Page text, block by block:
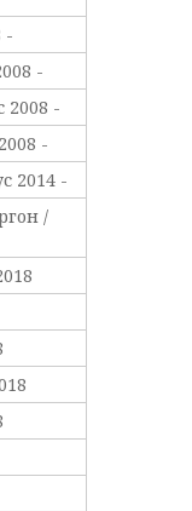
-
-
2008 -
-
2014 -
/